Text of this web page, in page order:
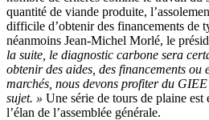
quantité de viande produite,
difficile d’obtenir des financements de
néanmoins Jean-Michel Morlé, le
la suite, le diagnostic carbone sera
obtenir des aides, des financements ou
marchés, nous devons profiter du
sujet. » Une série de tours de plaine
l’élan de l’assemblée générale.